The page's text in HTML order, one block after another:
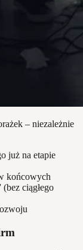
– niezależnie
już na etapie
końcowych
(bez ciągłego